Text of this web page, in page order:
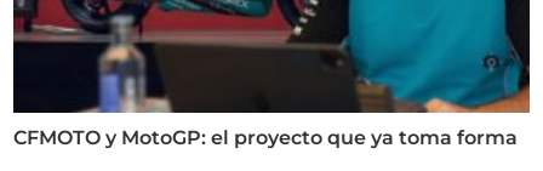
CFMOTO y MotoGP: el proyecto que ya toma forma